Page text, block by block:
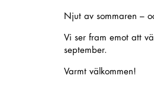
Njut av sommaren –
Vi ser fram emot att
september.
Varmt välkommen!